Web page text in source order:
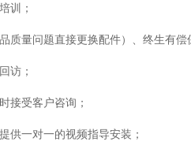
训；
质量问题直接更换配件）、终生有偿
访；
接受客户咨询；
供一对一的视频指导安装；